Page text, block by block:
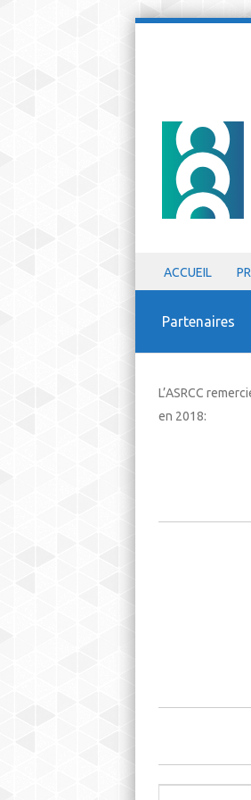
Menu
ACCUEIL
Partenaires
L’ASRCC
en 2018: